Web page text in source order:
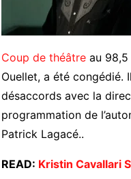
Coup de théâtre au 98,5
Ouellet, a été congédié.
désaccords avec la
programmation de
Patrick Lagacé..
READ: Kristin Cavallari